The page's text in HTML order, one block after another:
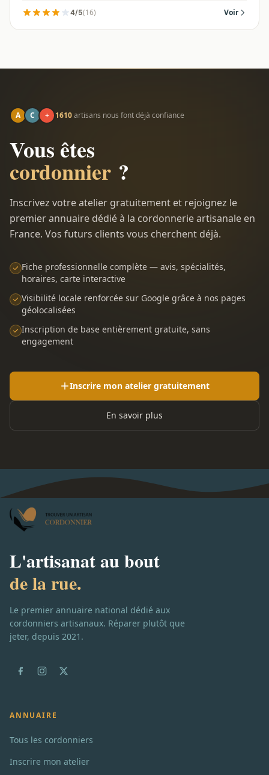
4/5(16) Voir
A C + 1610artisans nous font déjà confiance
Vous êtes
cordonnier ?
Inscrivez votre atelier gratuitement et rejoignez le
premier annuaire dédié à la cordonnerie artisanale en
France. Vos futurs clients vous cherchent déjà.
Fiche professionnelle complète — avis, spécialités,
horaires, carte interactive
Visibilité locale renforcée sur Google grâce à nos pages
géolocalisées
Inscription de base entièrement gratuite, sans
engagement
Inscrire mon atelier gratuitement
En savoir plus
L'artisanat au bout
de la rue.
Le premier annuaire national dédié aux
cordonniers artisanaux. Réparer plutôt que
jeter, depuis 2021.
ANNUAIRE
Tous les cordonniers
Inscrire mon atelier